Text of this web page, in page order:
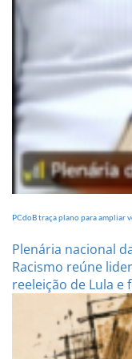
PCdoB traça plano para ampliar
Plenária nacional
Racismo reúne
reeleição de Lula e